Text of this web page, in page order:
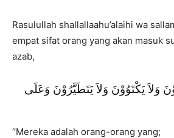
Rasulullah shallallaahu’alaihi wa
empat sifat orang yang akan masuk
azab,
وَلاَ يَكْتَوُوْنَ وَلاَ يَتَطَيَّرُوْنَ وَعَلَى
“Mereka adalah orang-orang yang;